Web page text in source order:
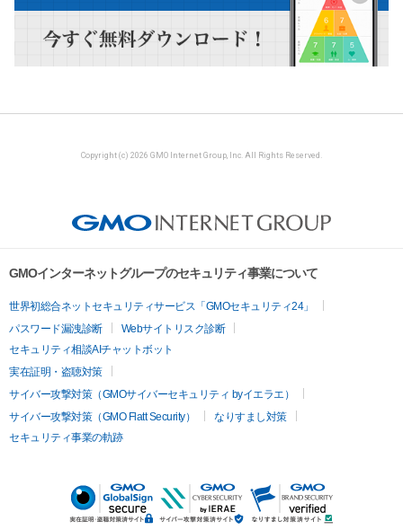
Copyright (c) 2026 GMO Internet Group, Inc. All Rights Reserved.
GMOインターネットグループのセキュリティ事業について
世界初総合ネットセキュリティサービス「GMOセキュリティ24」
パスワード漏洩診断
Webサイトリスク診断
セキュリティ相談AIチャットボット
実在証明・盗聴対策
サイバー攻撃対策（GMOサイバーセキュリティ byイエラエ）
サイバー攻撃対策（GMO Flatt Security）
なりすまし対策
セキュリティ事業の軌跡